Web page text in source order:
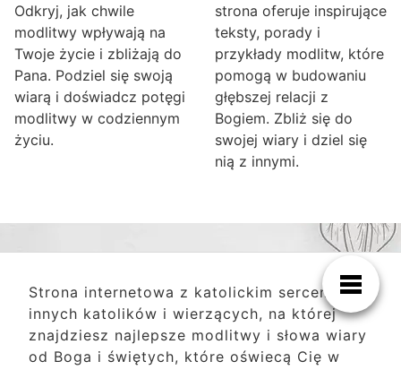
Odkryj, jak chwile
modlitwy wpływają na
Twoje życie i zbliżają do
Pana. Podziel się swoją
wiarą i doświadcz potęgi
modlitwy w codziennym
życiu.
strona oferuje inspirujące
teksty, porady i
przykłady modlitw, które
pomogą w budowaniu
głębszej relacji z
Bogiem. Zbliż się do
swojej wiary i dziel się
nią z innymi.
Strona internetowa z katolickim sercem, dla
innych katolików i wierzących, na której
znajdziesz najlepsze modlitwy i słowa wiary
od Boga i świętych, które oświecą Cię w